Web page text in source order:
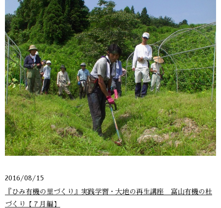
2016/08/15
『ひみ有機の里づくり』実践学習・大地の再生講座 富山有機の杜
づくり【７月編】